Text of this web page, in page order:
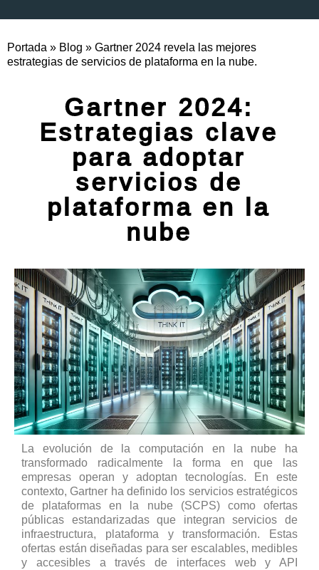
Portada » Blog » Gartner 2024 revela las mejores
estrategias de servicios de plataforma en la nube.
Gartner 2024:
Estrategias clave
para adoptar
servicios de
plataforma en la
nube
La evolución de la computación en la nube ha
transformado radicalmente la forma en que las
empresas operan y adoptan tecnologías. En este
contexto, Gartner ha definido los servicios estratégicos
de plataformas en la nube (SCPS) como ofertas
públicas estandarizadas que integran servicios de
infraestructura, plataforma y transformación. Estas
ofertas están diseñadas para ser escalables, medibles
y accesibles a través de interfaces web y API